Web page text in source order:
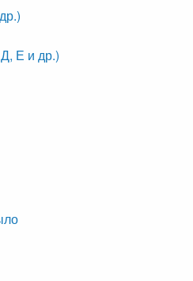
Е и др.)